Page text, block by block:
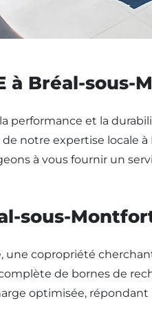
Bréal-sous-
performance et la
notre expertise
à vous fournir un
sous-
copropriété
de bornes de
optimisée,